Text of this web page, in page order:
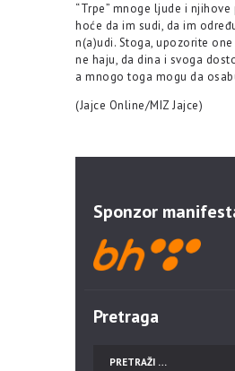
“Trpe” mnoge ljude i njihove
hoće da im sudi, da im
n(a)udi. Stoga, upozorite
ne haju, da dina i svoga
a mnogo toga mogu da
(Jajce Online/MIZ Jajce)
Sponzor
Pretraga